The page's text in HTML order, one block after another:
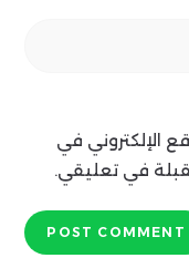
الإلكتروني في
في تعليقي.